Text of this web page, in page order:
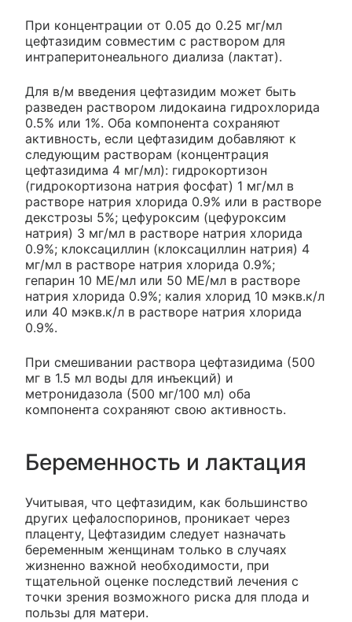
При концентрации от 0.05 до 0.25 мг/мл
цефтазидим совместим с раствором для
интраперитонеального диализа (лактат).
Для в/м введения цефтазидим может быть
разведен раствором лидокаина гидрохлорида
0.5% или 1%. Оба компонента сохраняют
активность, если цефтазидим добавляют к
следующим растворам (концентрация
цефтазидима 4 мг/мл): гидрокортизон
(гидрокортизона натрия фосфат) 1 мг/мл в
растворе натрия хлорида 0.9% или в растворе
декстрозы 5%; цефуроксим (цефуроксим
натрия) 3 мг/мл в растворе натрия хлорида
0.9%; клоксациллин (клоксациллин натрия) 4
мг/мл в растворе натрия хлорида 0.9%;
гепарин 10 МЕ/мл или 50 МЕ/мл в растворе
натрия хлорида 0.9%; калия хлорид 10 мэкв.к/л
или 40 мэкв.к/л в растворе натрия хлорида
0.9%.
При смешивании раствора цефтазидима (500
мг в 1.5 мл воды для инъекций) и
метронидазола (500 мг/100 мл) оба
компонента сохраняют свою активность.
Беременность и лактация
Учитывая, что цефтазидим, как большинство
других цефалоспоринов, проникает через
плаценту, Цефтазидим следует назначать
беременным женщинам только в случаях
жизненно важной необходимости, при
тщательной оценке последствий лечения с
точки зрения возможного риска для плода и
пользы для матери.